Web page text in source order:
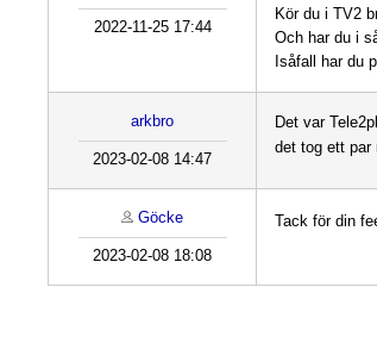
2022-11-25 17:44
Kör du i TV2
Och har du i
Isåfall har du
arkbro
2023-02-08 14:47
Det var
det tog ett
Göcke
2023-02-08 18:08
Tack för din